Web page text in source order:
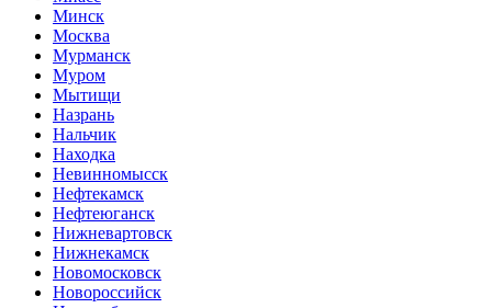
Минск
Москва
Мурманск
Муром
Мытищи
Назрань
Нальчик
Находка
Невинномысск
Нефтекамск
Нефтеюганск
Нижневартовск
Нижнекамск
Новомосковск
Новороссийск